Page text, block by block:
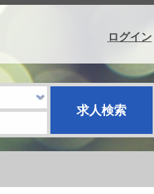
ログイン